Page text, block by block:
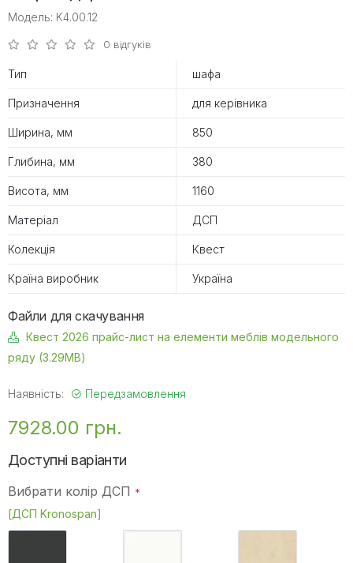
Модель: K4.00.12
0 відгуків
Тип шафа
Призначення для керівника
Ширина, мм 850
Глибина, мм 380
Висота, мм 1160
Матеріал ДСП
Колекція Квест
Країна виробник Україна
Файли для скачування
Квест 2026 прайс-лист на елементи меблів модельного
ряду (3.29MB)
Наявність: Передзамовлення
7928.00 грн.
Доступні варіанти
Вибрати колір ДСП
[ДСП Kronospan]